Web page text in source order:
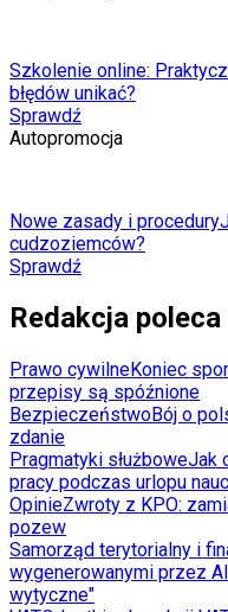
Szkolenie online:
błędów unikać?
Sprawdź
Autopromocja
Nowe zasady i procedury
cudzoziemców?
Sprawdź
Redakcja poleca
Prawo cywilneKoniec
przepisy są spóźnione
BezpieczeństwoBój o
zdanie
Pragmatyki służboweJak
pracy podczas urlopu
OpinieZwroty z KPO:
pozew
Samorząd terytorialny i
wygenerowanymi przez
wytyczne"